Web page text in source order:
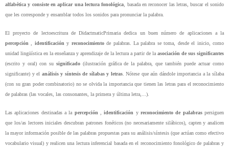
alfabética y consiste en aplicar una lectura fonológica, basada en reconocer las letras, buscar el sonido
que les corresponde y ensamblar todos los sonidos para pronunciar la palabra.
El proyecto de lectoescritura de DidactmaticPrimaria dedica un buen número de aplicaciones a la
percepción , identificacióny reconocimientode palabras. La palabra se toma, desde el inicio, como
unidad lingüística en la enseñanza y aprendizaje de la lectura a partir de la asociación de sus significantes
(escrito y oral) con su significado(ilustración gráfica de la palabra, que también puede actuar como
significante) y el análisis y síntesis de sílabas y letras. Nótese que aún dándole importancia a la sílaba
(con su gran poder combinatorio) no se olvida la importancia que tienen las letras para el reconocimiento
de palabras (las vocales, las consonantes, la primera y última letra,...).
Las aplicaciones destinadas a la percepción ,identificación yreconocimiento de palabraspersiguen
que los/as lectores iniciales descubran patrones fonéticos (no necesariamente silábicos), capten y analicen
la mayor información posible de las palabras propuestas para su análisis/síntesis (que actúan como efectivo
vocabulario visual) y realicen una lectura inferencial basada en el reconocimiento fonológico de palabras y